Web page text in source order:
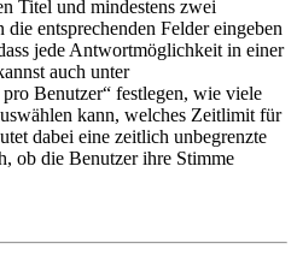
Titel und mindestens zwei
entsprechenden Felder eingeben
jede Antwortmöglichkeit in einer
auch unter
Benutzer“ festlegen, wie viele
kann, welches Zeitlimit für
dabei eine zeitlich unbegrenzte
ob die Benutzer ihre Stimme